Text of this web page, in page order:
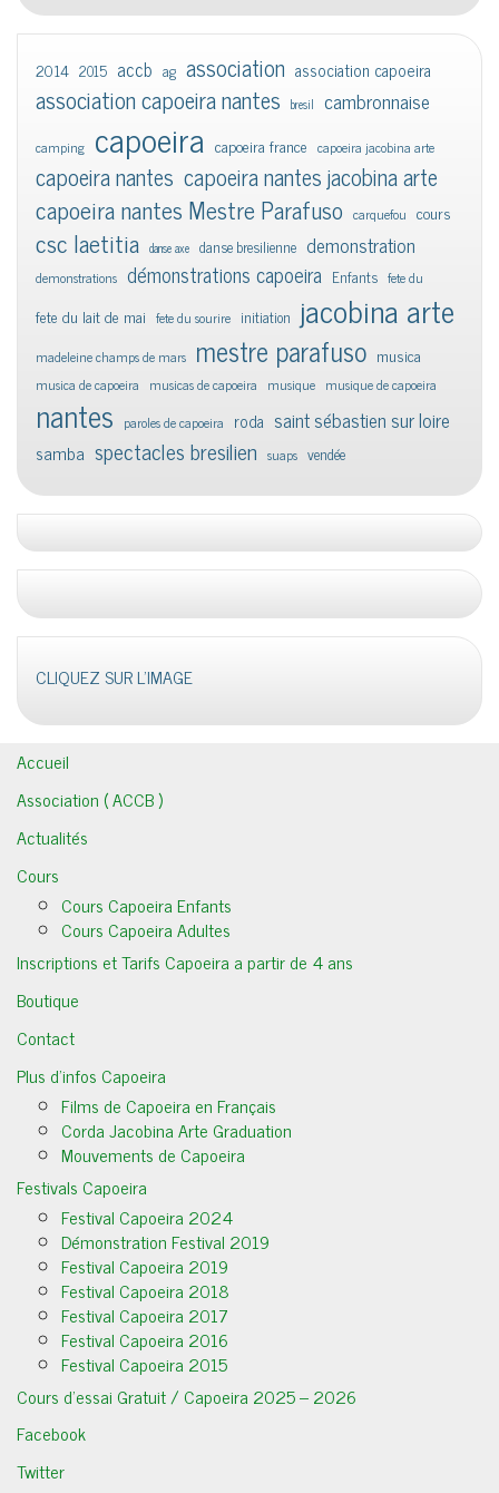
2014 2015 accb ag association association capoeira
association capoeira nantes bresil cambronnaise
camping capoeira capoeira france capoeira jacobina arte
capoeira nantes capoeira nantes jacobina arte
capoeira nantes Mestre Parafuso carquefou cours
csc laetitia danse axe danse bresilienne demonstration
demonstrations démonstrations capoeira Enfants fete du
fete du lait de mai fete du sourire initiation jacobina arte
madeleine champs de mars mestre parafuso musica
musica de capoeira musicas de capoeira musique musique de capoeira
nantes paroles de capoeira roda saint sébastien sur loire
samba spectacles bresilien suaps vendée
CLIQUEZ SUR L'IMAGE
Accueil
Association ( ACCB )
Actualités
Cours
Cours Capoeira Enfants
Cours Capoeira Adultes
Inscriptions et Tarifs Capoeira a partir de 4 ans
Boutique
Contact
Plus d’infos Capoeira
Films de Capoeira en Français
Corda Jacobina Arte Graduation
Mouvements de Capoeira
Festivals Capoeira
Festival Capoeira 2024
Démonstration Festival 2019
Festival Capoeira 2019
Festival Capoeira 2018
Festival Capoeira 2017
Festival Capoeira 2016
Festival Capoeira 2015
Cours d’essai Gratuit / Capoeira 2025 – 2026
Facebook
Twitter